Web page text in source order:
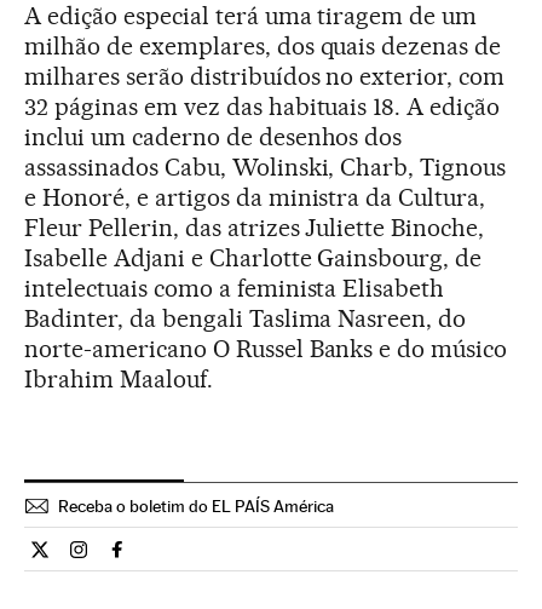
A edição especial terá uma tiragem de um
milhão de exemplares, dos quais dezenas de
milhares serão distribuídos no exterior, com
32 páginas em vez das habituais 18. A edição
inclui um caderno de desenhos dos
assassinados Cabu, Wolinski, Charb, Tignous
e Honoré, e artigos da ministra da Cultura,
Fleur Pellerin, das atrizes Juliette Binoche,
Isabelle Adjani e Charlotte Gainsbourg, de
intelectuais como a feminista Elisabeth
Badinter, da bengali Taslima Nasreen, do
norte-americano O Russel Banks e do músico
Ibrahim Maalouf.
Receba o boletim do EL PAÍS América
Internacional El País Brasil en Twitter
Internacional El País Brasil en Instagram
Internacional El País Brasil en Facebook